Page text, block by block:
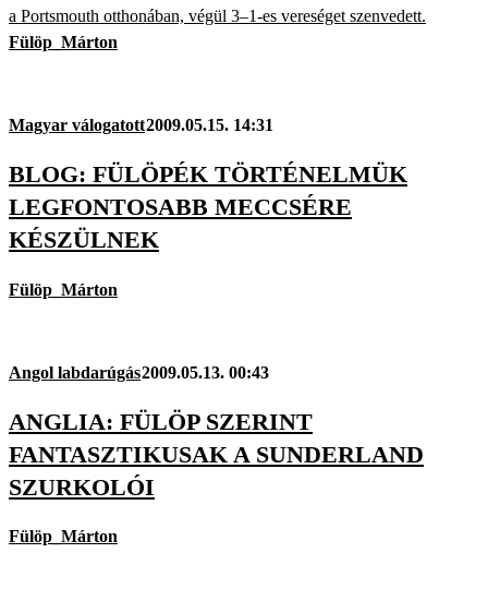
a Portsmouth otthonában, végül 3–1-es vereséget szenvedett.
Fülöp_Márton
Magyar válogatott2009.05.15. 14:31
BLOG: FÜLÖPÉK TÖRTÉNELMÜK
LEGFONTOSABB MECCSÉRE
KÉSZÜLNEK
Fülöp_Márton
Angol labdarúgás2009.05.13. 00:43
ANGLIA: FÜLÖP SZERINT
FANTASZTIKUSAK A SUNDERLAND
SZURKOLÓI
Fülöp_Márton